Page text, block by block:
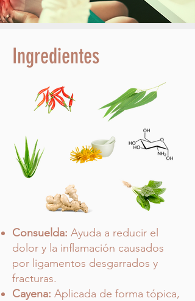
Ingredientes
Consuelda: Ayuda a reducir el
dolor y la inflamación causados
por ligamentos desgarrados y
fracturas.
Cayena: Aplicada de forma tópica,